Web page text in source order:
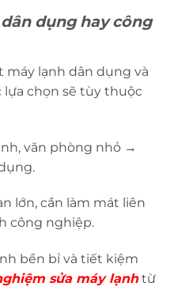
dụng hay công
máy lạnh dân dụng và
lựa chọn sẽ tùy thuộc
văn phòng nhỏ →
lớn, cần làm mát liên
công nghiệp.
bền bỉ và tiết kiệm
sửa máy lạnhtừ